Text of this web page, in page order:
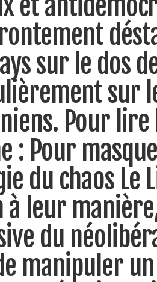
sur le dos
sur
Pour
: Pour
du chaos Le
à leur
du
manipuler